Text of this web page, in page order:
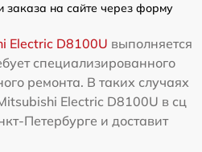
на сайте через форму
Electric D8100U выполняется
специализированного
ремонта. В таких случаях
Electric D8100U в сц
Петербурге и доставит